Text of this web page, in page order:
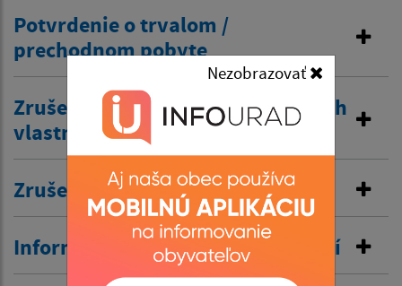
Nezobrazovať
Potvrdenie o trvalom /
prechodnom pobyte
Zrušenie trvalého pobytu na návrh
vlastníka budovy
Zrušenie prechodného pobytu
Informovanie o pobyte v zahraničí